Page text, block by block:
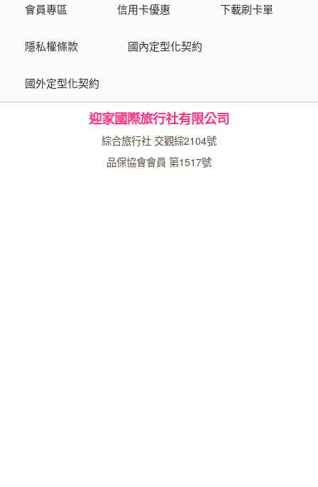
會員專區 信用卡優惠 下載刷卡單
隱私權條款 國內定型化契約
國外定型化契約
迎家國際旅行社有限公司
綜合旅行社 交觀綜2104號
品保協會會員 第1517號